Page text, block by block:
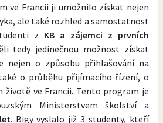
ve Francii ji umožnilo získat nejen
ale také rozhled a samostatnost
z KB a zájemci z prvních
tedy jedinečnou možnost získat
nejen o způsobu přihlašování na
o průběhu přijímacího řízení, o
životě ve Francii. Tento program je
Ministerstvem školství a
. Bigy vyslalo již 3 studenty, kteří